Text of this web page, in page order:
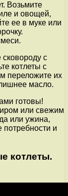
Возьмите
и овощей,
ее в муке или
с
котлеты с
переложите их
масло.
готовы!
или свежим
или ужина,
потребности и
котлеты.